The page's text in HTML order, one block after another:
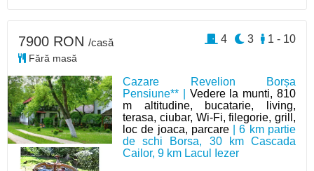
Cazare Revelion Borșa
Pensiune** | Vedere la munti, 810
m altitudine, bucatarie, living,
terasa, ciubar, Wi-Fi, filegorie, grill,
loc de joaca, parcare| 6 km partie
de schi Borsa, 30 km Cascada
Cailor, 9 km Lacul Iezer
7900 RON /casă
Fără masă
1 - 10
3
4